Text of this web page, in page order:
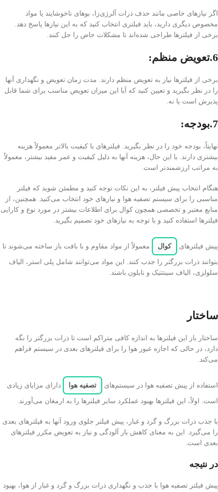
اگر نیازهای خاصی مانند حذف ذرات آلرژی‌زا، بوهای ناخوشایند یا مواد
مخصوص دیگری دارید، باید فیلتری انتخاب کنید که به این نیازها پاسخ دهد.
برخی از فیلترها طراحی شده‌اند تا مشکلات خاص را حل کنند.
6.تعویض منظم :
برخی از فیلترها نیاز به تعویض منظم دارند. مدت زمان تعویض و نگهداری آنها
را در نظر بگیرید و تعیین کنید که آیا این میزان تعویض مناسب برای شما قابل
پذیرش است یا نه.
7.بودجه :
نهایتاً، بودجه خود را در نظر بگیرید. فیلترهای با کیفیت بالاتر معمولاً هزینه
بیشتری دارند. با این حال، هزینه آنها به دلیل کیفیت و عمر مفید بیشتر، معمولاً
به مراتب ارزشمندتر است.
هنگام انتخاب پیش فیلتر، به این نکات توجه کنید و مطمئن شوید که فیلتر
مناسبی را برای سیستم تصفیه هوا و نیازهای خود انتخاب می‌کنید. همچنین، از
منابع معتبر و تخصصی همچون کوال برای اطلاعات بیشتر در مورد نوع و کارایی
فیلترها استفاده کنید و با توجه به نیازهای خود تصمیم بگیرید.
پیش فیلترهای کوال معمولاً از مواد مقاوم و با بافت باز ساخته می‌شوند تا
بتوانند ذرات بزرگتر را جذب کنند. این مواد می‌توانند شامل پلی استر، الیاف
سلولزی، الیاف سینتتیک و نایلون باشند.
ساختار
ساختار باز این فیلترها به اندازه کافی متراکم است تا ذرات بزرگتر را نگه
دارد، در حالی که اجازه عبور هوا را برای فیلترهای بعدی در سیستم فراهم
می‌کند.
استفاده از پیش تصفیه هوا در سیستم‌های تصفیه هوا دارای مزایای زیادی
است. اولاً، این فیلترها بهبود عملکرد سایر فیلترها را به ارمغان می‌آورند.
با جذب ذرات بزرگ و گرد و غبار، پیش فیلتر جلوی ورود آنها به فیلترهای بعدی
را می‌گیرد. این به معنای کاهش بار آلودگی و نیاز به تعویض مکرر فیلترهای
بعدی است.
در نتیجه
پیش فیلتر تصفیه هوا با جذب و نگهداری ذرات بزرگ و گرد و غبار از هوا، بهبود